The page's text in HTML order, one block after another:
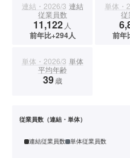
連結・2026/3 連結
従業員数
11,122 人
前年比+294人
単体・
従
前年
単体・2026/3 単体
平均年齢
39歳
従業員数（連結・単体）
連結従業員数 単体従業員数